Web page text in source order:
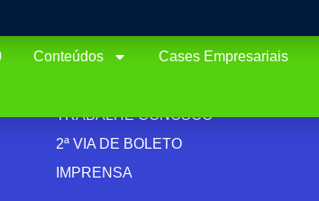
Conteúdos Cases Empresariais
CONTATOS
TRABALHE CONOSCO
2ª VIA DE BOLETO
IMPRENSA